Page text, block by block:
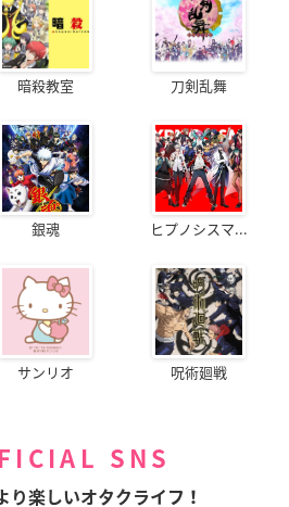
暗殺教室 刀剣乱舞
銀魂 ヒプノシスマ...
サンリオ 呪術廻戦
SNS
り楽しいオタクライフ！